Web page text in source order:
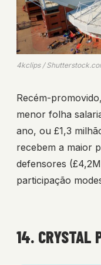
4kclips /
Recém-
menor folha
ano, ou £1,3
recebem a maior
defensores
participação
14. CRYSTAL